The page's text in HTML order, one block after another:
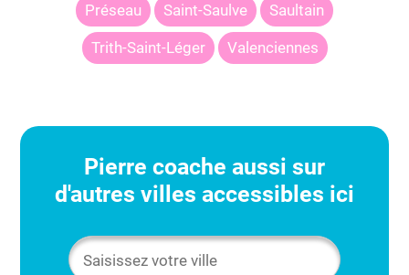
Préseau Saint-Saulve Saultain
Trith-Saint-Léger Valenciennes
Pierre coache aussi sur
d'autres villes accessibles ici